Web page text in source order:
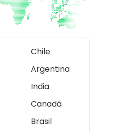
Chile
Argentina
India
Canadá
Brasil